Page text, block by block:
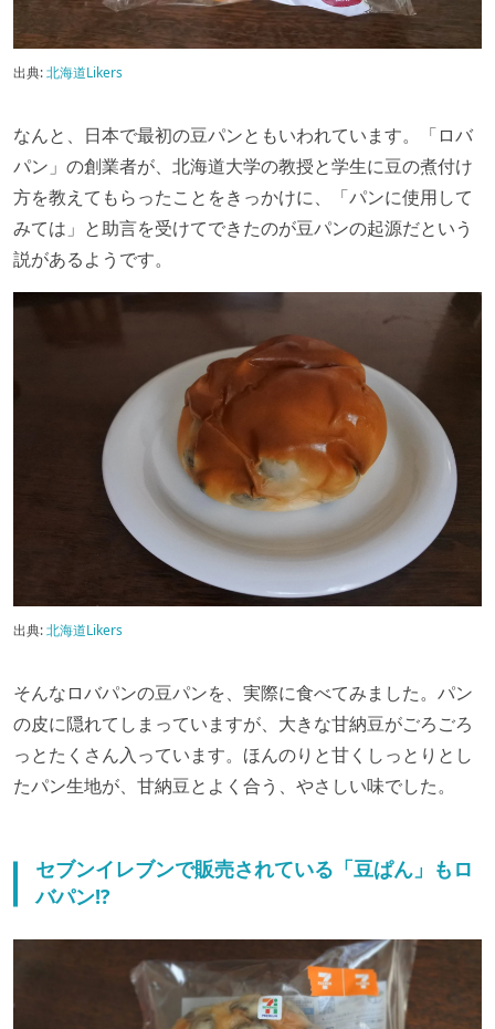
出典:北海道Likers
なんと、日本で最初の豆パンともいわれています。「ロバ
パン」の創業者が、北海道大学の教授と学生に豆の煮付け
方を教えてもらったことをきっかけに、「パンに使用して
みては」と助言を受けてできたのが豆パンの起源だという
説があるようです。
出典:北海道Likers
そんなロバパンの豆パンを、実際に食べてみました。パン
の皮に隠れてしまっていますが、大きな甘納豆がごろごろ
っとたくさん入っています。ほんのりと甘くしっとりとし
たパン生地が、甘納豆とよく合う、やさしい味でした。
セブンイレブンで販売されている「豆ぱん」もロ
バパン!?